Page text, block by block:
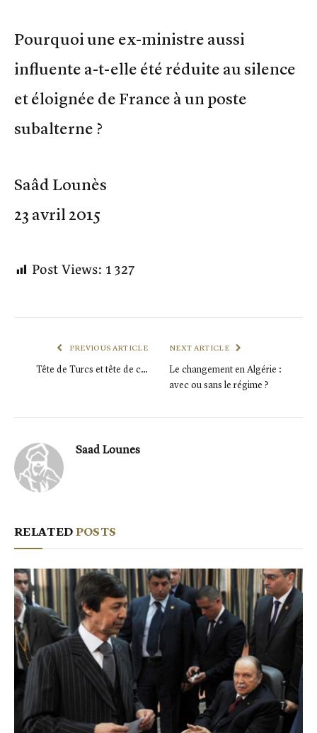
Pourquoi une ex-ministre aussi
influente a-t-elle été réduite au silence
et éloignée de France à un poste
subalterne ?
Saâd Lounès
23 avril 2015
Post Views:1 327
PREVIOUS ARTICLE
Tête de Turcs et tête de c…
NEXT ARTICLE
Le changement en Algérie :
avec ou sans le régime ?
Saad Lounes
RELATEDPOSTS